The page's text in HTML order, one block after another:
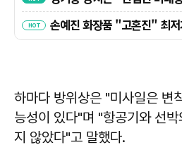
하마다 방위상은 "미사일은 변
능성이 있다"며 "항공기와 선
지 않았다"고 말했다.